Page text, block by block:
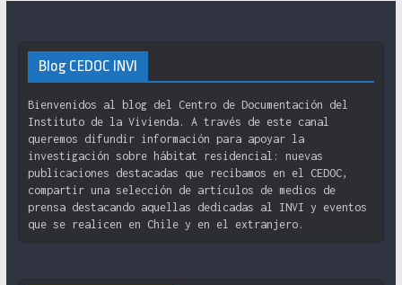
Blog CEDOC INVI
Bienvenidos al blog del Centro de Documentación del
Instituto de la Vivienda. A través de este canal
queremos difundir información para apoyar la
investigación sobre hábitat residencial: nuevas
publicaciones destacadas que recibamos en el CEDOC,
compartir una selección de artículos de medios de
prensa destacando aquellas dedicadas al INVI y eventos
que se realicen en Chile y en el extranjero.